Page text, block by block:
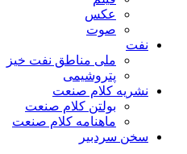
عکس
صوت
نفت
ملی مناطق نفت خیز
پتروشیمی
نشریه کلام صنعت
بولتن کلام صنعت
ماهنامه کلام صنعت
سخن سردبیر